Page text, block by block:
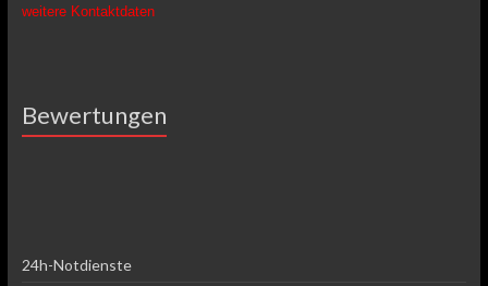
weitere Kontaktdaten
Bewertungen
24h-Notdienste